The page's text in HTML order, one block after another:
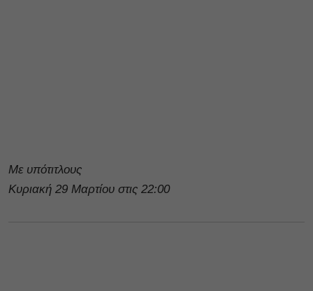
Με υπότιτλους
Κυριακή 29 Μαρτίου στις 22:00